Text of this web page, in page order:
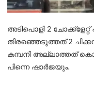
അടിപൊളി 2
തിരഞ്ഞെടുത്തത് 2
കമ്പനി അല്ലാത്തത്
പിന്നെ ഷാർജയും.